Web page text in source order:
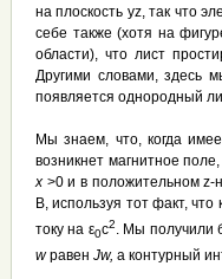
на плоскость yz, так что
себе также (хотя на
области), что лист
Другими словами, здесь
появляется однородный
Мы знаем, что, когда
возникнет магнитное
х >0 и в положительном
В, используя тот факт,
току на ε0с2. Мы получили
w равен Jw, а контурный